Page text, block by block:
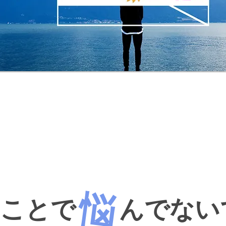
とで んでな
​悩